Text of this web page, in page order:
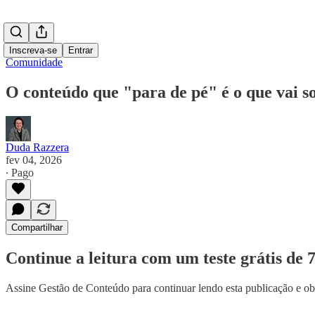
Inscreva-se Entrar
Comunidade
O conteúdo que "para de pé" é o que vai
Duda Razzera
fev 04, 2026
∙ Pago
Compartilhar
Continue a leitura com um teste grátis de
Assine Gestão de Conteúdo para continuar lendo esta publicação e